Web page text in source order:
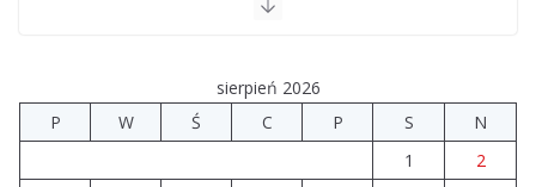
06.08.2026
Prawie 80 mln zł na drogi. Ile
sierpień 2026
P
W Ś C P S
N
1
2